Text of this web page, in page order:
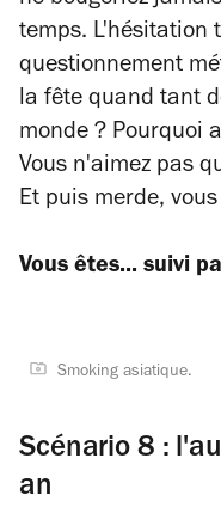
temps. L'hésitation
questionnement
la fête quand tant
monde ? Pourquoi
Vous n'aimez pas
Et puis merde,
Vous êtes... suivi
Smoking asiatique.
Scénario 8 :
an